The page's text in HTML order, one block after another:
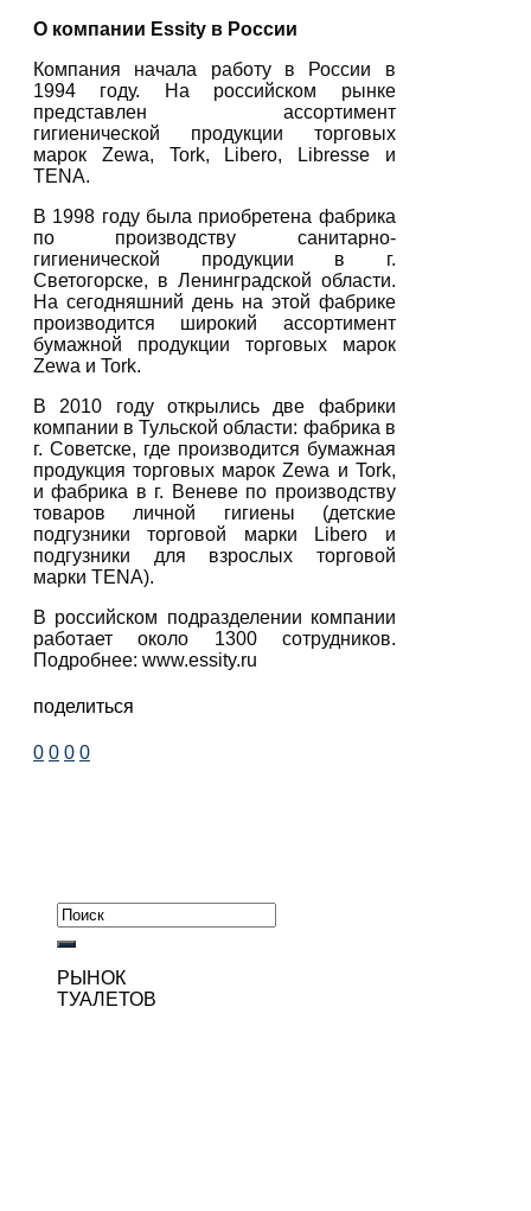
О компании Essity в России
Компания начала работу в России в
1994 году. На российском рынке
представлен ассортимент
гигиенической продукции торговых
марок Zewa, Tork, Libero, Libresse и
TENA.
В 1998 году была приобретена фабрика
по производству санитарно-
гигиенической продукции в г.
Светогорске, в Ленинградской области.
На сегодняшний день на этой фабрике
производится широкий ассортимент
бумажной продукции торговых марок
Zewa и Tork.
В 2010 году открылись две фабрики
компании в Тульской области: фабрика в
г. Советске, где производится бумажная
продукция торговых марок Zewa и Tork,
и фабрика в г. Веневе по производству
товаров личной гигиены (детские
подгузники торговой марки Libero и
подгузники для взрослых торговой
марки TENA).
В российском подразделении компании
работает около 1300 сотрудников.
Подробнее: www.essity.ru
поделиться
0 0 0 0
РЫНОК
ТУАЛЕТОВ